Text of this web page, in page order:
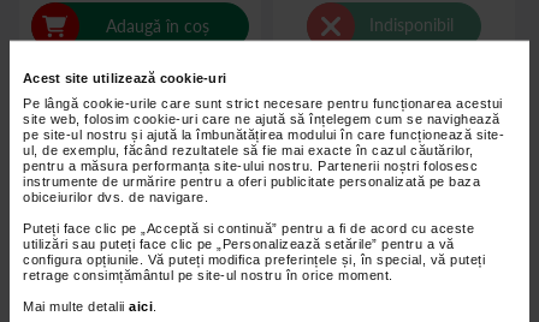
Acest site utilizează cookie-uri
Pe lângă cookie-urile care sunt strict necesare pentru funcționarea acestui
site web, folosim cookie-uri care ne ajută să înțelegem cum se navighează
pe site-ul nostru și ajută la îmbunătățirea modului în care funcționează site-
ul, de exemplu, făcând rezultatele să fie mai exacte în cazul căutărilor,
pentru a măsura performanța site-ului nostru. Partenerii noștri folosesc
instrumente de urmărire pentru a oferi publicitate personalizată pe baza
obiceiurilor dvs. de navigare.
Puteți face clic pe „Acceptă si continuă” pentru a fi de acord cu aceste
utilizări sau puteți face clic pe „Personalizează setările” pentru a vă
configura opțiunile. Vă puteți modifica preferințele și, în special, vă puteți
retrage consimțământul pe site-ul nostru în orice moment.
Mai multe detalii aici
Adaugă în coș
Indisponibil